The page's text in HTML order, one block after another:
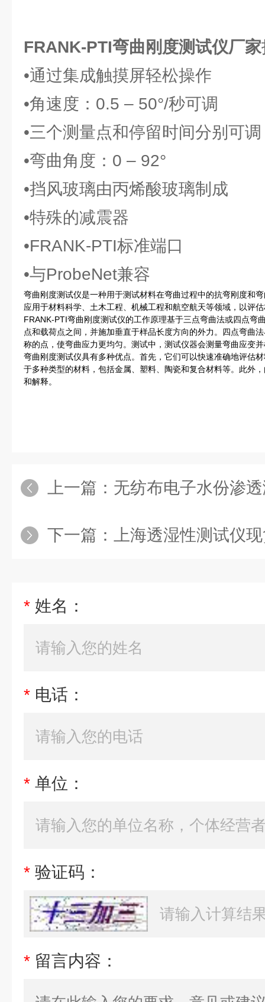
FRANK-PTI弯曲刚度测试仪厂家
•通过集成触摸屏轻松操作
•角速度：0.5 – 50°/秒可调
•三个测量点和停留时间分别可调
•弯曲角度：0 – 92°
•挡风玻璃由丙烯酸玻璃制成
•特殊的减震器
•FRANK-PTI标准端口
•与ProbeNet兼容
弯曲刚度测试仪是一种用于测试材料在弯曲过程中的抗弯刚度和
应用于材料科学、土木工程、机械工程和航空航天等领域，以评
FRANK-PTI弯曲刚度测试仪的工作原理基于三点弯曲法或四点弯
点和载荷点之间，并施加垂直于样品长度方向的外力。四点弯曲
称的点，使弯曲应力更均匀。测试中，测试仪器会测量弯曲应变
弯曲刚度测试仪具有多种优点。首先，它们可以快速准确地评估
于多种类型的材料，包括金属、塑料、陶瓷和复合材料等。此外
和解释。
上一篇： 无纺布电子水份渗
下一篇： 上海透湿性测试仪
* 姓名：
* 电话：
* 单位：
* 验证码：
* 留言内容：